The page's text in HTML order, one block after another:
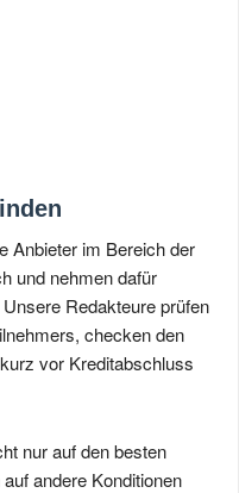
Anbieter im Bereich der
und nehmen dafür
Redakteure prüfen
checken den
vor Kreditabschluss
nur auf den besten
andere Konditionen